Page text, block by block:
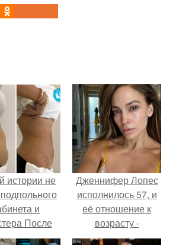
истории не
и
После
Дженнифер Лопес
исполнилось 57, и
её отношение к
возрасту -
настоящий